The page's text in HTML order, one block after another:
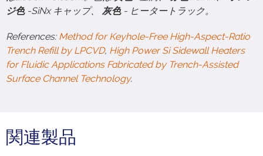
ジ色-SiNx キャップ、 灰色- ヒータートラック。
References: Method for Keyhole-Free High-Aspect-Ratio
Trench Refill by LPCVD, High Power Si Sidewall Heaters
for Fluidic Applications Fabricated by Trench-Assisted
Surface Channel Technology.
関連製品